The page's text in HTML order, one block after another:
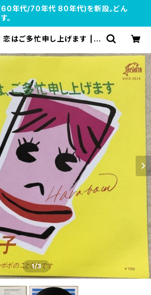
年代/70年代 80年代)を新設。どん
。
恋はご多忙申し上げます | s
1/3